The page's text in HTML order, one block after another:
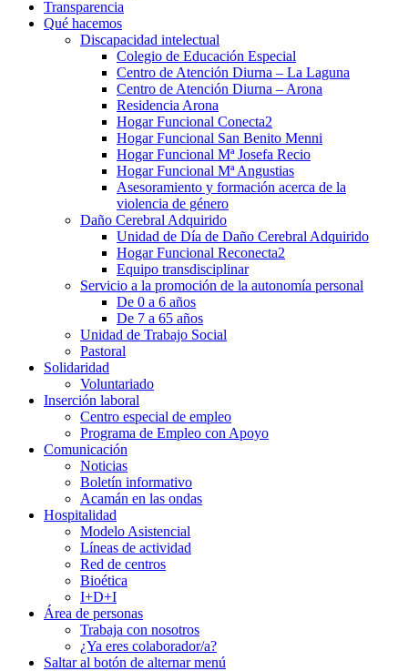
Transparencia
Qué hacemos
Discapacidad intelectual
Colegio de Educación Especial
Centro de Atención Diurna – La Laguna
Centro de Atención Diurna – Arona
Residencia Arona
Hogar Funcional Conecta2
Hogar Funcional San Benito Menni
Hogar Funcional Mª Josefa Recio
Hogar Funcional Mª Angustias
Asesoramiento y formación acerca de la
violencia de género
Daño Cerebral Adquirido
Unidad de Día de Daño Cerebral Adquirido
Hogar Funcional Reconecta2
Equipo transdisciplinar
Servicio a la promoción de la autonomía personal
De 0 a 6 años
De 7 a 65 años
Unidad de Trabajo Social
Pastoral
Solidaridad
Voluntariado
Inserción laboral
Centro especial de empleo
Programa de Empleo con Apoyo
Comunicación
Noticias
Boletín informativo
Acamán en las ondas
Hospitalidad
Modelo Asistencial
Líneas de actividad
Red de centros
Bioética
I+D+I
Área de personas
Trabaja con nosotros
¿Ya eres colaborador/a?
Saltar al botón de alternar menú